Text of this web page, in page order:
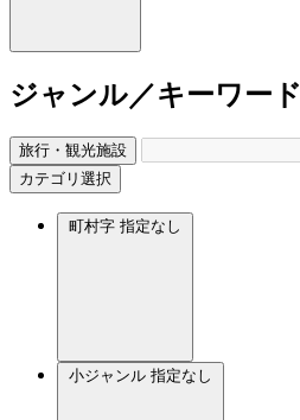
ジャンル／キーワード
旅行・観光施設
カテゴリ選択
町村字 指定なし
小ジャンル 指定なし